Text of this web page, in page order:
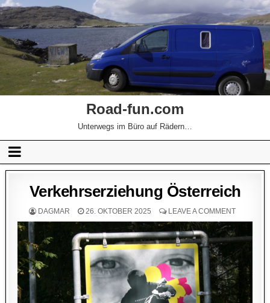
Road-fun.com
Unterwegs im Büro auf Rädern…
Verkehrserziehung Österreich
DAGMAR 26. OKTOBER 2025 LEAVE A COMMENT